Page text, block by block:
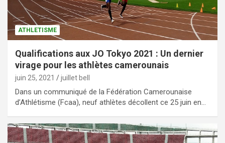
ATHLETISME
Qualifications aux JO Tokyo 2021 : Un dernier
virage pour les athlètes camerounais
juin 25, 2021 juillet bell
Dans un communiqué de la Fédération Camerounaise
d’Athlétisme (Fcaa), neuf athlètes décollent ce 25 juin en…